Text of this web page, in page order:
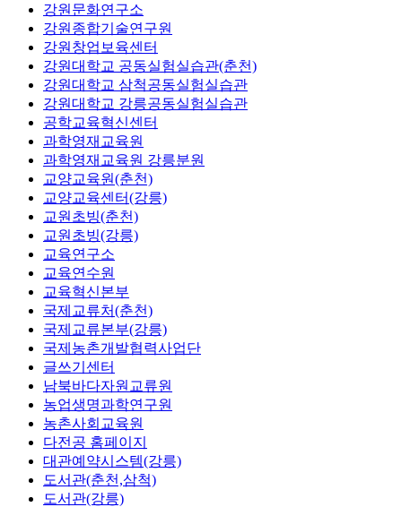
강원문화연구소
강원종합기술연구원
강원창업보육센터
강원대학교 공동실험실습관(춘천)
강원대학교 삼척공동실험실습관
강원대학교 강릉공동실험실습관
공학교육혁신센터
과학영재교육원
과학영재교육원 강릉분원
교양교육원(춘천)
교양교육센터(강릉)
교원초빙(춘천)
교원초빙(강릉)
교육연구소
교육연수원
교육혁신본부
국제교류처(춘천)
국제교류본부(강릉)
국제농촌개발협력사업단
글쓰기센터
남북바다자원교류원
농업생명과학연구원
농촌사회교육원
다전공 홈페이지
대관예약시스템(강릉)
도서관(춘천,삼척)
도서관(강릉)